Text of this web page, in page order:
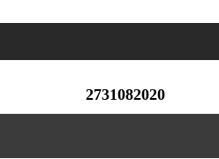
2731082020